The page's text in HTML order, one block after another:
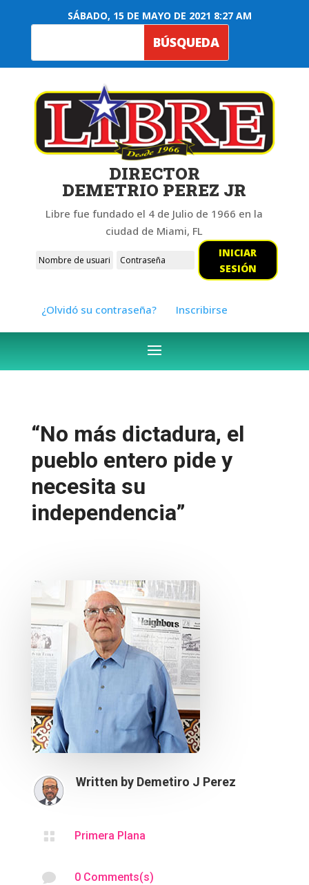
SÁBADO, 15 DE MAYO DE 2021 8:27 AM
DIRECTOR
DEMETRIO PEREZ JR
Libre fue fundado el 4 de Julio de 1966 en la
ciudad de Miami, FL
INICIAR
SESIÓN
¿Olvidó su contraseña? Inscribirse
“No más dictadura, el
pueblo entero pide y
necesita su
independencia”
Written by Demetiro J Perez
 Primera Plana
 0 Comments(s)